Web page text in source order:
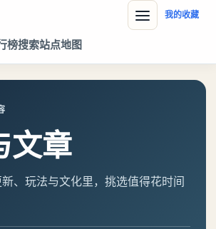
榜搜索站点地图
我的收藏
文章
、玩法与文化里，挑选值得花时间